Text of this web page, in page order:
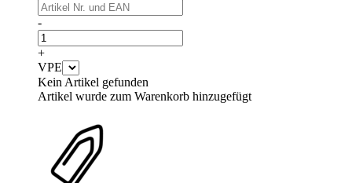
-
+
VPE
Kein Artikel gefunden
Artikel wurde zum Warenkorb hinzugefügt